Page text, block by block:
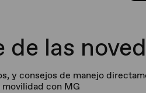
las
y consejos de manejo
con MG